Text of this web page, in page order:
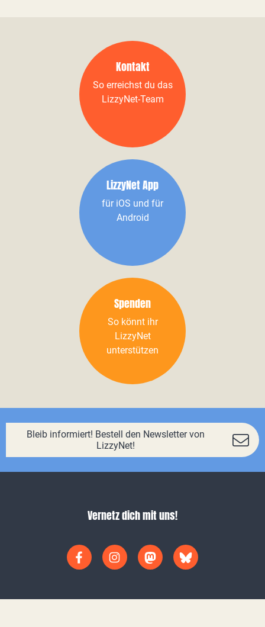
Kontakt
So erreichst du das
LizzyNet-Team
LizzyNet App
für iOS und für
Android
Spenden
So könnt ihr
LizzyNet
unterstützen
Bleib informiert! Bestell den Newsletter von
LizzyNet!
Vernetz dich mit uns!